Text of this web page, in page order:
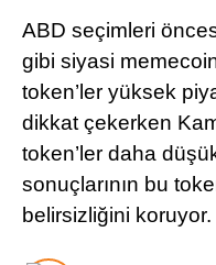
ABD seçimleri
gibi siyasi
token’ler yüksek
dikkat çekerken
token’ler daha
sonuçlarının bu
belirsizliğini koruyor.